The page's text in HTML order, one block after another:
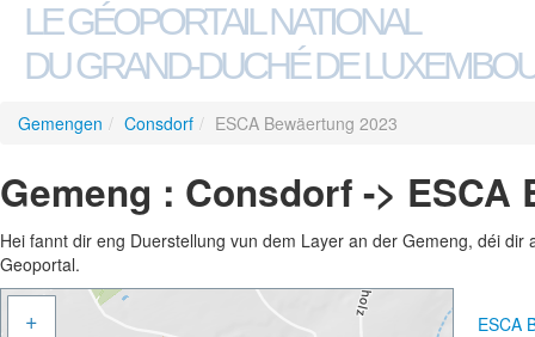
LE GÉOPORTAIL NATIONAL
DU GRAND-DUCHÉ DE
Gemengen / Consdorf / ESCA Bewäertung 2023
Gemeng : Consdorf -> ESCA
Hei fannt dir eng Duerstellung vun dem Layer an der Gemeng, déi
Geoportal.
+
ESCA